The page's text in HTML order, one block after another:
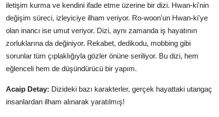
iletişim kurma ve kendini ifade etme üzerine bir dizi. Hwan-ki'nin
değişim süreci, izleyiciye ilham veriyor. Ro-woon'un Hwan-ki'ye
olan inancı ise umut veriyor. Dizi, aynı zamanda iş hayatının
zorluklarına da değiniyor. Rekabet, dedikodu, mobbing gibi
sorunlar tüm çıplaklığıyla gözler önüne seriliyor. Bu dizi, hem
eğlenceli hem de düşündürücü bir yapım.
Acaip Detay: Dizideki bazı karakterler, gerçek hayattaki utangaç
insanlardan ilham alınarak yaratılmış!